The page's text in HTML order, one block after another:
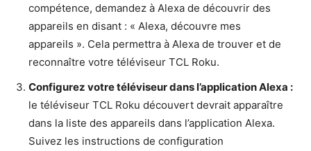
compétence, demandez à Alexa de découvrir des
appareils en disant : « Alexa, découvre mes
appareils ». Cela permettra à Alexa de trouver et de
reconnaître votre téléviseur TCL Roku.
Configurez votre téléviseur dans l’application Alexa :
le téléviseur TCL Roku découvert devrait apparaître
dans la liste des appareils dans l’application Alexa.
Suivez les instructions de configuration